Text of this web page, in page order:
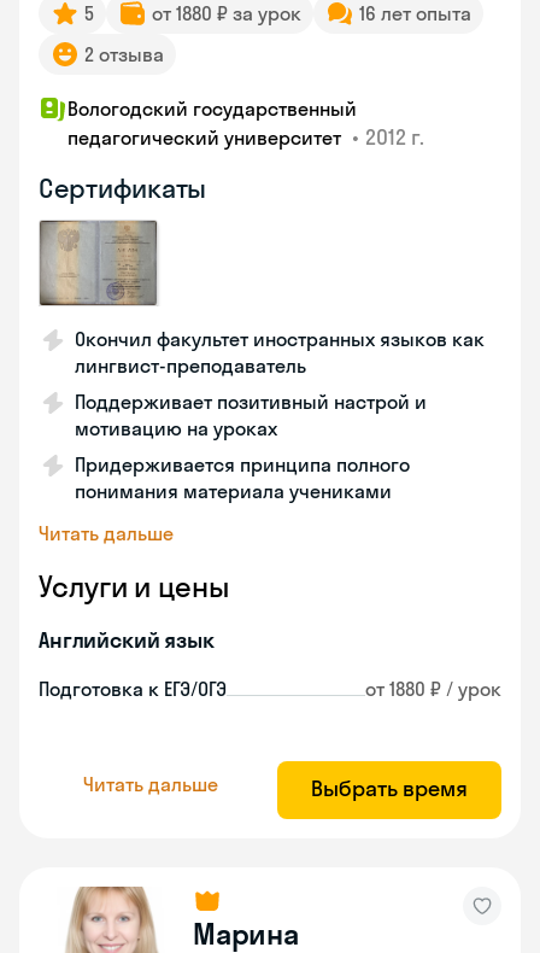
5 от 1880 ₽ за урок
16 лет опыта
2 отзыва
Вологодский государственный
педагогический университет • 2012 г.
Сертификаты
Окончил факультет иностранных языков как
лингвист-преподаватель
Поддерживает позитивный настрой и
мотивацию на уроках
Придерживается принципа полного
понимания материала учениками
Читать дальше
Услуги и цены
Английский язык
Подготовка к ЕГЭ/ОГЭ от 1880 ₽ / урок
Читать дальше Выбрать время
Марина